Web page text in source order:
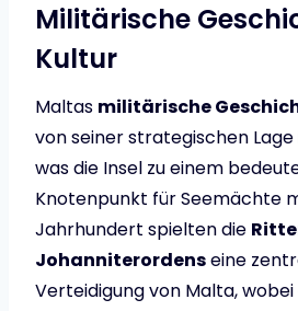
Militärische
Kultur
Maltas militärische
von seiner strategischen
was die Insel zu einem
Knotenpunkt für Seemächte
Jahrhundert spielten die
Johanniterordenseine
Verteidigung von Malta, wobei